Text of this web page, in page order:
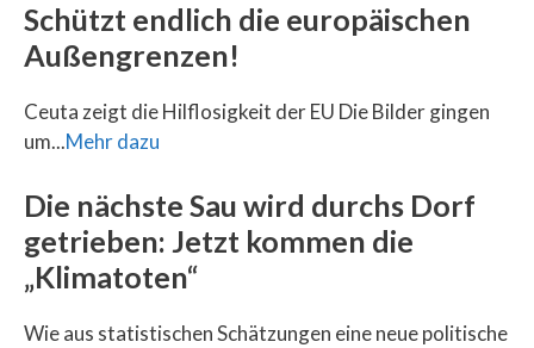
Schützt endlich die europäischen
Außengrenzen!
Ceuta zeigt die Hilflosigkeit der EU Die Bilder gingen
um...Mehr dazu
Die nächste Sau wird durchs Dorf
getrieben: Jetzt kommen die
„Klimatoten“
Wie aus statistischen Schätzungen eine neue politische